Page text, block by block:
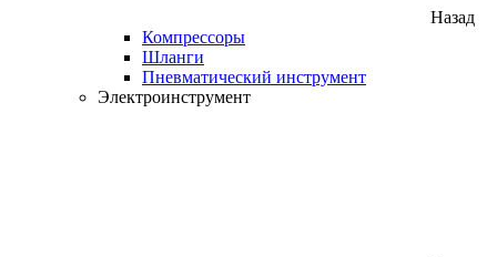
Назад
Компрессоры
Шланги
Пневматический инструмент
Электроинструмент